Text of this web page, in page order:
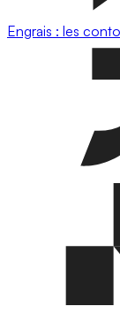
Engrais : les